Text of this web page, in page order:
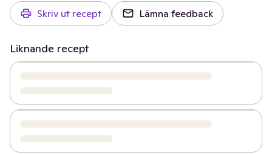
Skriv ut recept Lämna feedback
Liknande recept